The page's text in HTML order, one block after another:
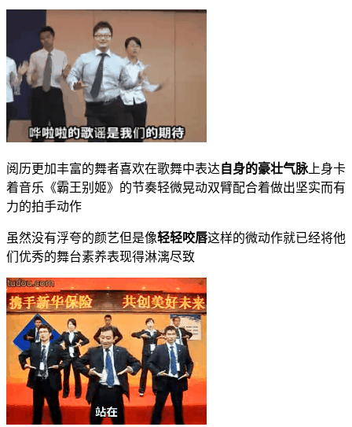
阅历更加丰富的舞者喜欢在歌舞中表达 自身的豪壮气脉上身卡
着音乐《霸王别姬》的节奏轻微晃动双臂配合着做出坚实而有
力的拍手动作
虽然没有浮夸的颜艺但是像轻轻咬唇这样的微动作就已经将他
们优秀的舞台素养表现得淋漓尽致